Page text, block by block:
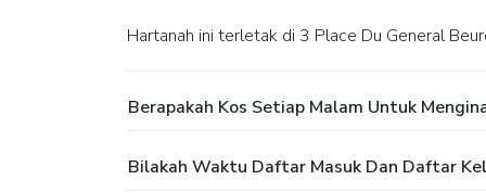
Hartanah ini terletak di 3 Place Du General
Berapakah Kos Setiap Malam Untuk
Bilakah Waktu Daftar Masuk Dan Daftar